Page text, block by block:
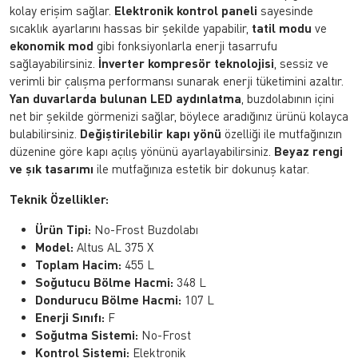
kolay erişim sağlar. Elektronik kontrol paneli sayesinde
sıcaklık ayarlarını hassas bir şekilde yapabilir, tatil modu ve
ekonomik mod gibi fonksiyonlarla enerji tasarrufu
sağlayabilirsiniz. İnverter kompresör teknolojisi , sessiz ve
verimli bir çalışma performansı sunarak enerji tüketimini azaltır.
Yan duvarlarda bulunan LED aydınlatma , buzdolabının içini
net bir şekilde görmenizi sağlar, böylece aradığınız ürünü kolayca
bulabilirsiniz. Değiştirilebilir kapı yönü özelliği ile mutfağınızın
düzenine göre kapı açılış yönünü ayarlayabilirsiniz. Beyaz rengi
ve şık tasarımı ile mutfağınıza estetik bir dokunuş katar.
Teknik Özellikler:
Ürün Tipi: No-Frost Buzdolabı
Model: Altus AL 375 X
Toplam Hacim: 455 L
Soğutucu Bölme Hacmi: 348 L
Dondurucu Bölme Hacmi: 107 L
Enerji Sınıfı: F
Soğutma Sistemi: No-Frost
Kontrol Sistemi: Elektronik